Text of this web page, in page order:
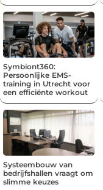
Symbiont360:
Persoonlijke EMS-
training in Utrecht voor
een efficiënte workout
Systeembouw van
bedrijfshallen vraagt om
slimme keuzes